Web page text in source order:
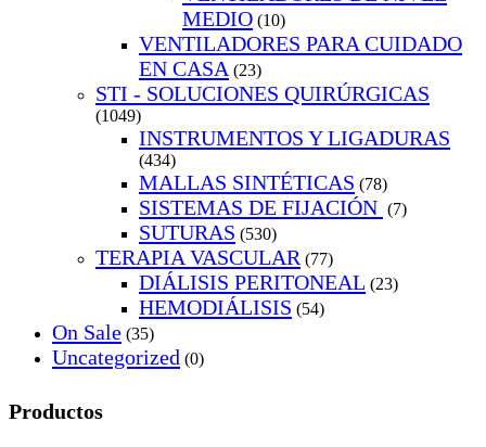
MEDIO (10)
VENTILADORES PARA CUIDADO
EN CASA (23)
STI - SOLUCIONES QUIRÚRGICAS
(1049)
INSTRUMENTOS Y LIGADURAS
(434)
MALLAS SINTÉTICAS (78)
SISTEMAS DE FIJACIÓN (7)
SUTURAS (530)
TERAPIA VASCULAR (77)
DIÁLISIS PERITONEAL (23)
HEMODIÁLISIS (54)
On Sale (35)
Uncategorized (0)
Productos